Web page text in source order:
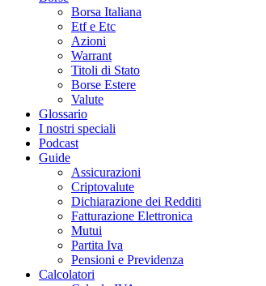
Borsa Italiana
Etf e Etc
Azioni
Warrant
Titoli di Stato
Borse Estere
Valute
Glossario
I nostri speciali
Podcast
Guide
Assicurazioni
Criptovalute
Dichiarazione dei Redditi
Fatturazione Elettronica
Mutui
Partita Iva
Pensioni e Previdenza
Calcolatori